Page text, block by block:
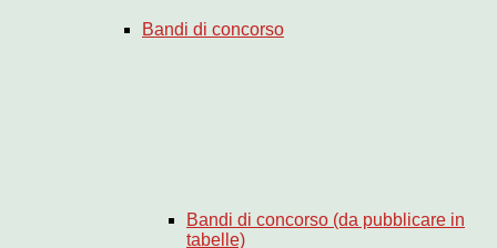
Bandi di concorso
Bandi di concorso (da pubblicare in
tabelle)